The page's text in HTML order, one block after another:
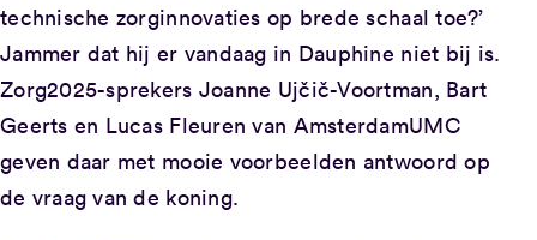
technische zorginnovaties op brede schaal toe?’
Jammer dat hij er vandaag in Dauphine niet bij is.
Zorg2025-sprekers Joanne Ujčič-Voortman, Bart
Geerts en Lucas Fleuren van AmsterdamUMC
geven daar met mooie voorbeelden antwoord op
de vraag van de koning.